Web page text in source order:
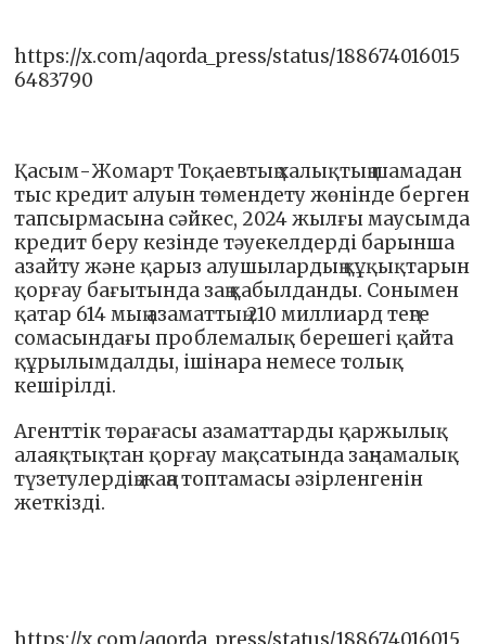
https://x.com/aqorda_press/status/188674016015
6483790
Қасым-Жомарт Тоқаевтың халықтың шамадан
тыс кредит алуын төмендету жөнінде берген
тапсырмасына сәйкес, 2024 жылғы маусымда
кредит беру кезінде тәуекелдерді барынша
азайту және қарыз алушылардың құқықтарын
қорғау бағытында заң қабылданды. Сонымен
қатар 614 мың азаматтың 210 миллиард теңге
сомасындағы проблемалық берешегі қайта
құрылымдалды, ішінара немесе толық
кешірілді.
Агенттік төрағасы азаматтарды қаржылық
алаяқтықтан қорғау мақсатында заңнамалық
түзетулердің жаңа топтамасы әзірленгенін
жеткізді.